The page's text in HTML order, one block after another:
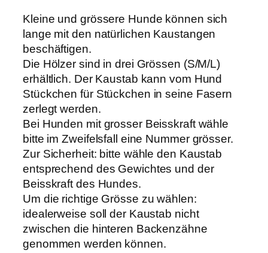
e
h
o
S
/
M
/
M
e
n
g
Kleine und grössere Hunde können sich
lange mit den natürlichen Kaustangen
beschäftigen.
Die Hölzer sind in drei Grössen (S/M/L)
erhältlich. Der Kaustab kann vom Hund
Stückchen für Stückchen in seine Fasern
zerlegt werden.
Bei Hunden mit grosser Beisskraft wähle
bitte im Zweifelsfall eine Nummer grösser.
Zur Sicherheit: bitte wähle den Kaustab
entsprechend des Gewichtes und der
Beisskraft des Hundes.
Um die richtige Grösse zu wählen:
idealerweise soll der Kaustab nicht
zwischen die hinteren Backenzähne
genommen werden können.